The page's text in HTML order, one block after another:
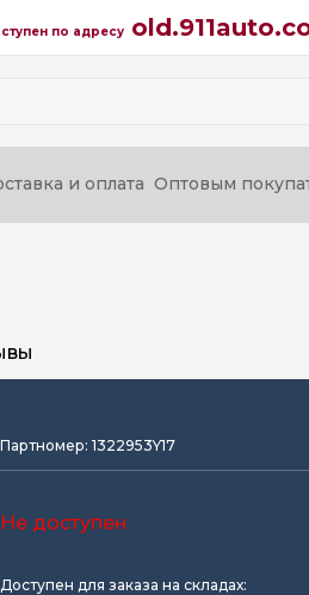
по адресу
и оплата Оптовым
Партномер: 1322953Y17
Не доступен
Доступен для заказа на складах: